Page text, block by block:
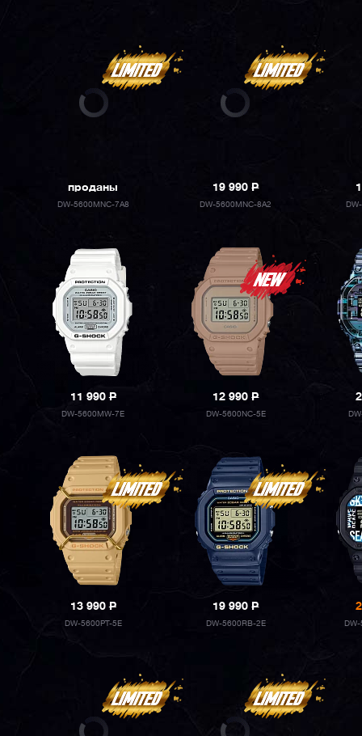
проданы
DW-5600MNC-7A8
19 990P
DW-5600MNC-8A2
11 990P
DW-5600MW-7E
12 990P
DW-5600NC-5E
13 990P
DW-5600PT-5E
19 990P
DW-5600RB-2E